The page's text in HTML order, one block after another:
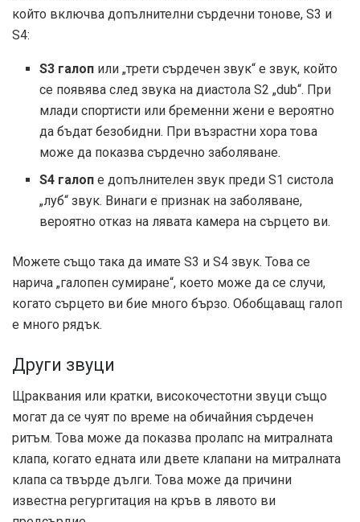
който включва допълнителни сърдечни тонове, S3 и
S4:
S3 галоп или „трети сърдечен звук“ е звук, който
се появява след звука на диастола S2 „dub“. При
млади спортисти или бременни жени е вероятно
да бъдат безобидни. При възрастни хора това
може да показва сърдечно заболяване.
S4 галоп е допълнителен звук преди S1 систола
„луб“ звук. Винаги е признак на заболяване,
вероятно отказ на лявата камера на сърцето ви.
Можете също така да имате S3 и S4 звук. Това се
нарича „галопен сумиране“, което може да се случи,
когато сърцето ви бие много бързо. Обобщаващ галоп
е много рядък.
Други звуци
Щраквания или кратки, високочестотни звуци също
могат да се чуят по време на обичайния сърдечен
ритъм. Това може да показва пролапс на митралната
клапа, когато едната или двете клапани на митралната
клапа са твърде дълги. Това може да причини
известна регургитация на кръв в лявото ви